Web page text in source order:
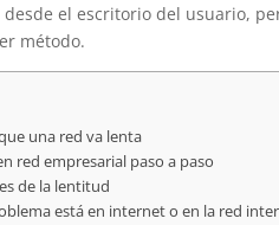
el escritorio del usuario,
método.
una red va lenta
red empresarial paso a paso
de la lentitud
está en internet o en la red